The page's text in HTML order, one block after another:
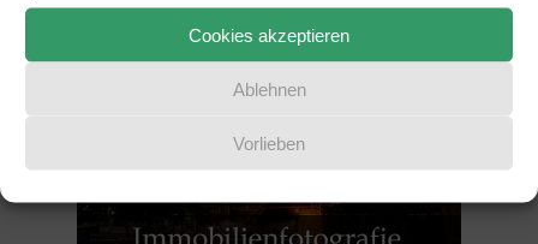
Cookies akzeptieren
Ablehnen
Vorlieben